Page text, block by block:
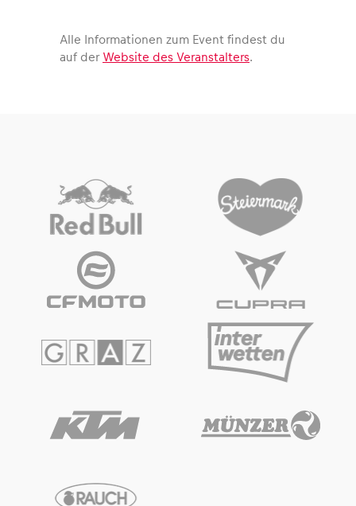
Fahrzeug
Alle anzeigen
Business
Alle anzeigen
Alle Informationen zum Event findest du
auf der Website des Veranstalters.